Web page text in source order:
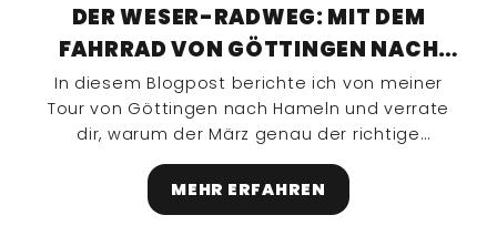
DER WESER-RADWEG: MIT DEM
FAHRRAD VON GÖTTINGEN NACH
HAMELN
In diesem Blogpost berichte ich von meiner
Tour von Göttingen nach Hameln und verrate
dir, warum der März genau der richtige
Zeitpunkt für mich war.
MEHR ERFAHREN